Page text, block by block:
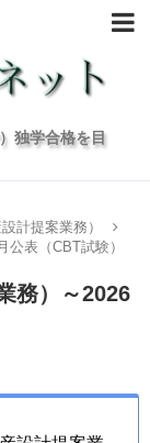
独学合格を目
計提案業務）
表（CBT試験）
務）～2026